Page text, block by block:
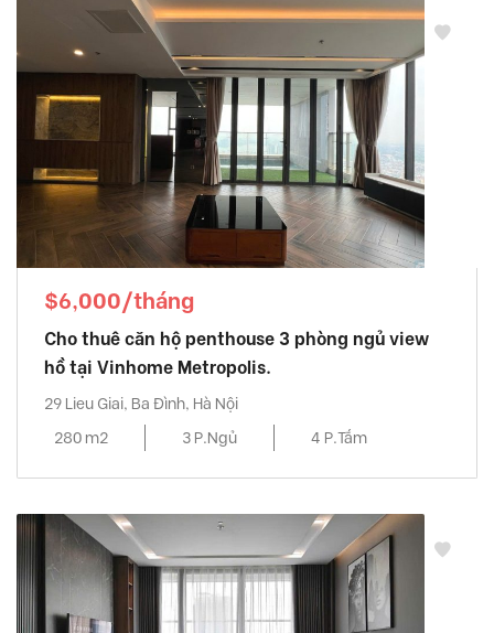
$6,000/tháng
Cho thuê căn hộ penthouse 3 phòng ngủ view
hồ tại Vinhome Metropolis.
29 Lieu Giai, Ba Đình, Hà Nội
280 m2
3 P.Ngủ 4 P.Tắm